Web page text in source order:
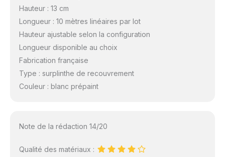
Hauteur : 13 cm
Longueur : 10 mètres linéaires par lot
Hauteur ajustable selon la configuration
Longueur disponible au choix
Fabrication française
Type : surplinthe de recouvrement
Couleur : blanc prépaint
Note de la rédaction 14/20
Qualité des matériaux :